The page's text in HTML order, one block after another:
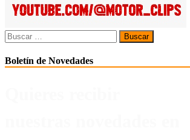
Buscar:
Boletín de Novedades